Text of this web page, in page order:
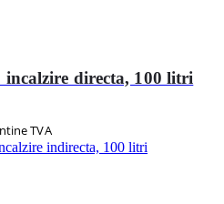
incalzire directa, 100 litri
TVA